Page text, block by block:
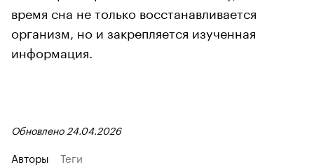
время сна не только восстанавливается
организм, но и закрепляется изученная
информация.
Обновлено 24.04.2026
Авторы Теги